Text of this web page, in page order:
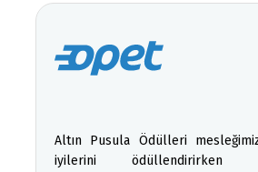
Altın Pusula Ödülleri
iyilerini ödüllendirirken